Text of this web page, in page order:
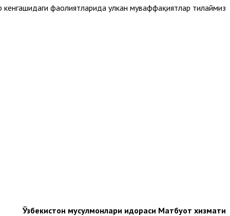
фаолиятларида улкан муваффақиятлар тилаймиз.
Ўзбекистон мусулмонлари идораси Матбуот хизмати